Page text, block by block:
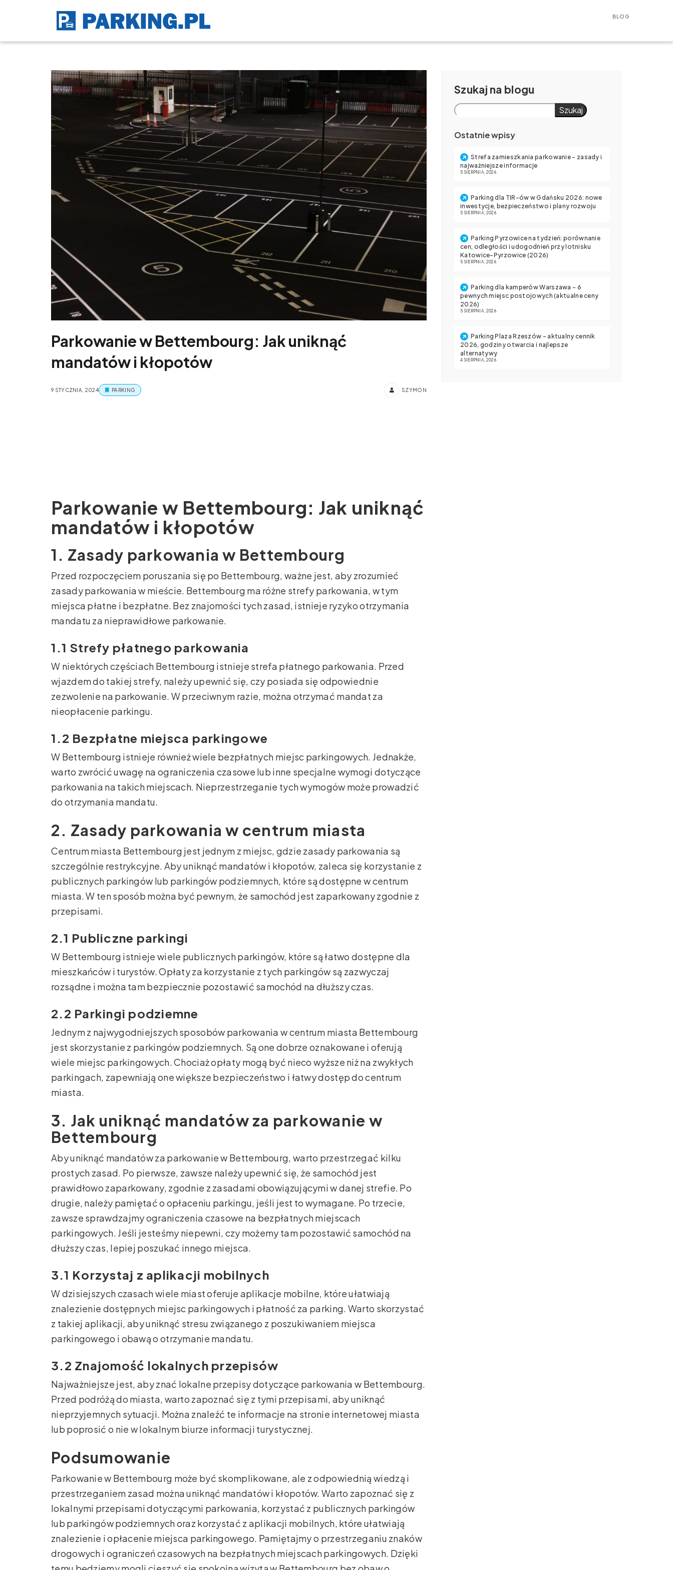
BLOG
Parkowanie w Bettembourg: Jak uniknąć
mandatów i kłopotów
9 STYCZNIA, 2024 PARKING SZYMON
Parkowanie w Bettembourg: Jak uniknąć
mandatów i kłopotów
1. Zasady parkowania w Bettembourg
Przed rozpoczęciem poruszania się po Bettembourg, ważne jest, aby zrozumieć
zasady parkowania w mieście. Bettembourg ma różne strefy parkowania, w tym
miejsca płatne i bezpłatne. Bez znajomości tych zasad, istnieje ryzyko otrzymania
mandatu za nieprawidłowe parkowanie.
1.1 Strefy płatnego parkowania
W niektórych częściach Bettembourg istnieje strefa płatnego parkowania. Przed
wjazdem do takiej strefy, należy upewnić się, czy posiada się odpowiednie
zezwolenie na parkowanie. W przeciwnym razie, można otrzymać mandat za
nieopłacenie parkingu.
1.2 Bezpłatne miejsca parkingowe
W Bettembourg istnieje również wiele bezpłatnych miejsc parkingowych. Jednakże,
warto zwrócić uwagę na ograniczenia czasowe lub inne specjalne wymogi dotyczące
parkowania na takich miejscach. Nieprzestrzeganie tych wymogów może prowadzić
do otrzymania mandatu.
2. Zasady parkowania w centrum miasta
Centrum miasta Bettembourg jest jednym z miejsc, gdzie zasady parkowania są
szczególnie restrykcyjne. Aby uniknąć mandatów i kłopotów, zaleca się korzystanie z
publicznych parkingów lub parkingów podziemnych, które są dostępne w centrum
miasta. W ten sposób można być pewnym, że samochód jest zaparkowany zgodnie z
przepisami.
2.1 Publiczne parkingi
W Bettembourg istnieje wiele publicznych parkingów, które są łatwo dostępne dla
mieszkańców i turystów. Opłaty za korzystanie z tych parkingów są zazwyczaj
rozsądne i można tam bezpiecznie pozostawić samochód na dłuższy czas.
2.2 Parkingi podziemne
Jednym z najwygodniejszych sposobów parkowania w centrum miasta Bettembourg
jest skorzystanie z parkingów podziemnych. Są one dobrze oznakowane i oferują
wiele miejsc parkingowych. Chociaż opłaty mogą być nieco wyższe niż na zwykłych
parkingach, zapewniają one większe bezpieczeństwo i łatwy dostęp do centrum
miasta.
3. Jak uniknąć mandatów za parkowanie w
Bettembourg
Aby uniknąć mandatów za parkowanie w Bettembourg, warto przestrzegać kilku
prostych zasad. Po pierwsze, zawsze należy upewnić się, że samochód jest
prawidłowo zaparkowany, zgodnie z zasadami obowiązującymi w danej strefie. Po
drugie, należy pamiętać o opłaceniu parkingu, jeśli jest to wymagane. Po trzecie,
zawsze sprawdzajmy ograniczenia czasowe na bezpłatnych miejscach
parkingowych. Jeśli jesteśmy niepewni, czy możemy tam pozostawić samochód na
dłuższy czas, lepiej poszukać innego miejsca.
3.1 Korzystaj z aplikacji mobilnych
W dzisiejszych czasach wiele miast oferuje aplikacje mobilne, które ułatwiają
znalezienie dostępnych miejsc parkingowych i płatność za parking. Warto skorzystać
z takiej aplikacji, aby uniknąć stresu związanego z poszukiwaniem miejsca
parkingowego i obawą o otrzymanie mandatu.
3.2 Znajomość lokalnych przepisów
Najważniejsze jest, aby znać lokalne przepisy dotyczące parkowania w Bettembourg.
Przed podróżą do miasta, warto zapoznać się z tymi przepisami, aby uniknąć
nieprzyjemnych sytuacji. Można znaleźć te informacje na stronie internetowej miasta
lub poprosić o nie w lokalnym biurze informacji turystycznej.
Podsumowanie
Parkowanie w Bettembourg może być skomplikowane, ale z odpowiednią wiedzą i
przestrzeganiem zasad można uniknąć mandatów i kłopotów. Warto zapoznać się z
lokalnymi przepisami dotyczącymi parkowania, korzystać z publicznych parkingów
lub parkingów podziemnych oraz korzystać z aplikacji mobilnych, które ułatwiają
znalezienie i opłacenie miejsca parkingowego. Pamiętajmy o przestrzeganiu znaków
drogowych i ograniczeń czasowych na bezpłatnych miejscach parkingowych. Dzięki
Szukaj
Szukaj
Ostatnie wpisy
Strefa zamieszkania parkowanie – zasady i
najważniejsze informacje
5 SIERPNIA, 2026
Parking dla TIR-ów w Gdańsku 2026: nowe
inwestycje, bezpieczeństwo i plany rozwoju
5 SIERPNIA, 2026
Parking Pyrzowice na tydzień: porównanie
cen, odległości i udogodnień przy lotnisku
Katowice-Pyrzowice (2026)
5 SIERPNIA, 2026
Parking dla kamperów Warszawa – 6
pewnych miejsc postojowych (aktualne ceny
2026)
5 SIERPNIA, 2026
Parking Plaza Rzeszów – aktualny cennik
2026, godziny otwarcia i najlepsze
alternatywy
4 SIERPNIA, 2026